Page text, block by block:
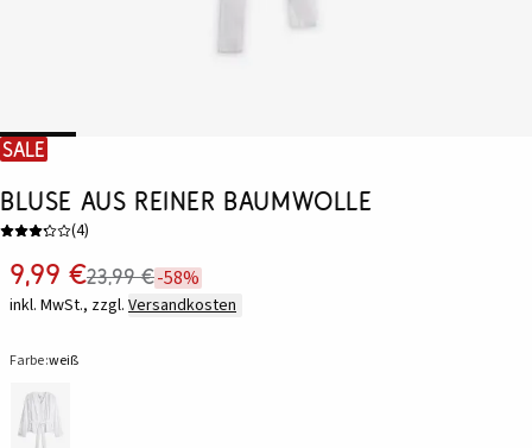
SALE
Bluse aus reiner Baumwolle
(4)
9,99 €23,99 €-58%
inkl. MwSt., zzgl. Versandkosten
Farbe:weiß